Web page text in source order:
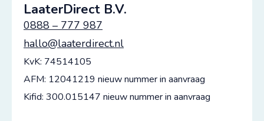
LaaterDirect B.V.
0888 – 777 987
hallo@laaterdirect.nl
KvK: 74514105
AFM: 12041219 nieuw nummer in aanvraag
Kifid: 300.015147 nieuw nummer in aanvraag